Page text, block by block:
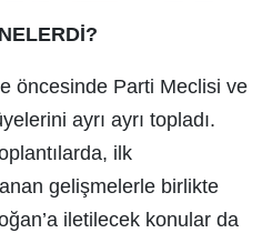
öncesinde Parti Meclisi ve
ayrı ayrı topladı.
ilk
gelişmelerle birlikte
iletilecek konular da